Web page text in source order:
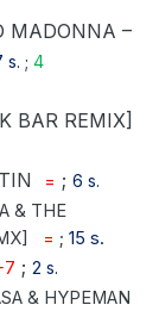
MADONNA –
s. ; 4
BAR REMIX]
= ; 6 s.
& THE
= ; 15 s.
; 2 s.
& HYPEMAN